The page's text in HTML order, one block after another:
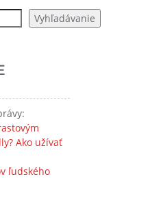
Vyhľadávanie
Ako užívať
ľudského